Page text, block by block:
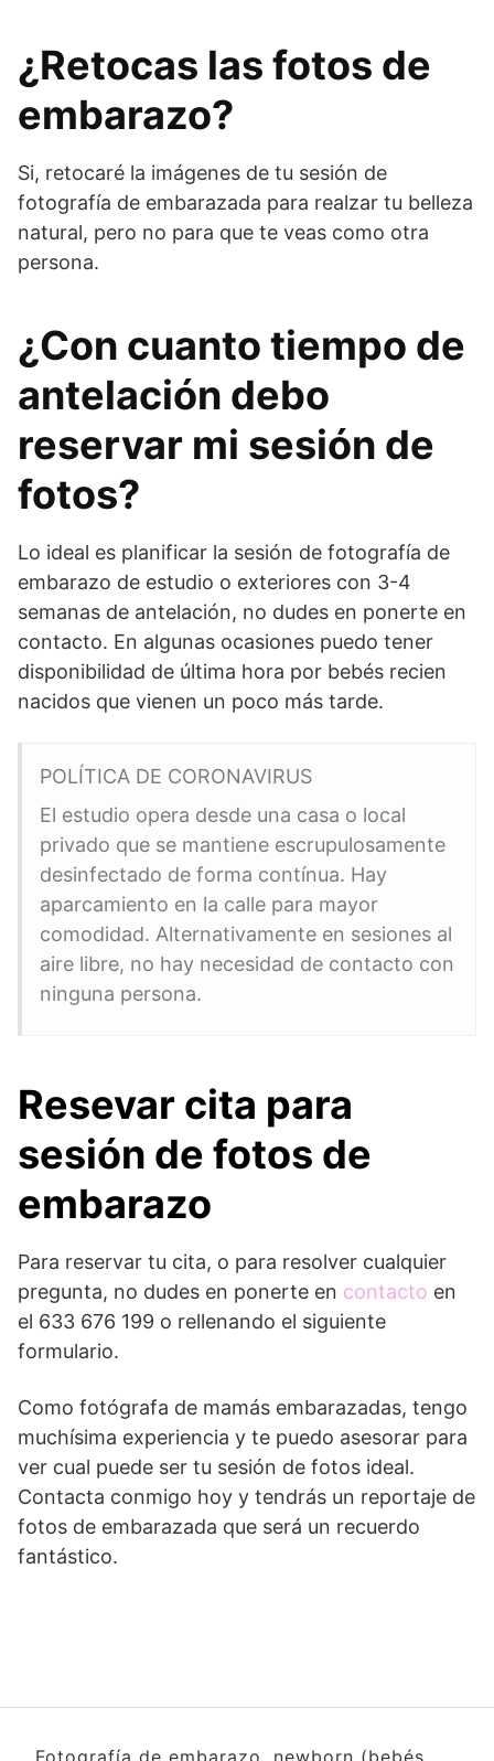
¿Retocas las fotos de
embarazo?
Si, retocaré la imágenes de tu sesión de
fotografía de embarazada para realzar tu belleza
natural, pero no para que te veas como otra
persona.
¿Con cuanto tiempo de
antelación debo
reservar mi sesión de
fotos?
Lo ideal es planificar la sesión de fotografía de
embarazo de estudio o exteriores con 3-4
semanas de antelación, no dudes en ponerte en
contacto. En algunas ocasiones puedo tener
disponibilidad de última hora por bebés recien
nacidos que vienen un poco más tarde.
POLÍTICA DE CORONAVIRUS
El estudio opera desde una casa o local
privado que se mantiene escrupulosamente
desinfectado de forma contínua. Hay
aparcamiento en la calle para mayor
comodidad. Alternativamente en sesiones al
aire libre, no hay necesidad de contacto con
ninguna persona.
Resevar cita para
sesión de fotos de
embarazo
Para reservar tu cita, o para resolver cualquier
pregunta, no dudes en ponerte en contacto en
el 633 676 199 o rellenando el siguiente
formulario.
Como fotógrafa de mamás embarazadas, tengo
muchísima experiencia y te puedo asesorar para
ver cual puede ser tu sesión de fotos ideal.
Contacta conmigo hoy y tendrás un reportaje de
fotos de embarazada que será un recuerdo
fantástico.
Fotografía de embarazo, newborn (bebés